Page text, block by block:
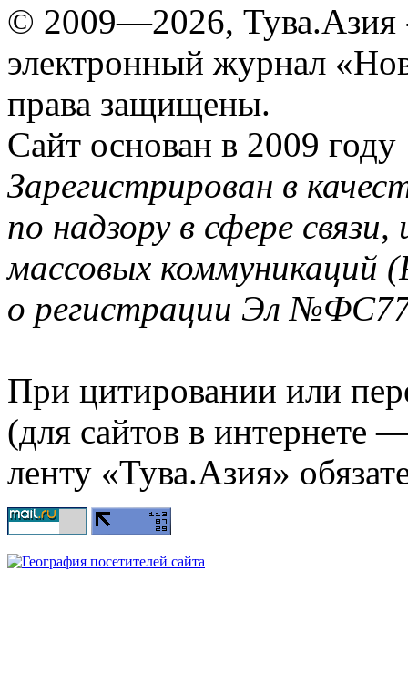
© 2009—2026, Тува.Азия
электронный журнал
права защищены.
Сайт основан в 2009 году
Зарегистрирован в
по надзору в сфере
массовых коммуникаций
о регистрации Эл
При цитировании или
(для сайтов в интернете
ленту «Тува.Азия»